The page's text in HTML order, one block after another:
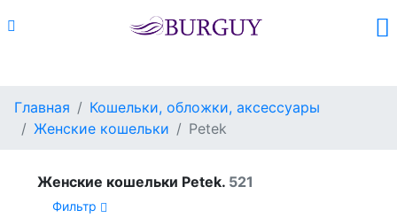
Главная
Кошельки, обложки, аксессуары
Женские кошельки
Petek
Женские кошельки Petek. 521
Фильтр